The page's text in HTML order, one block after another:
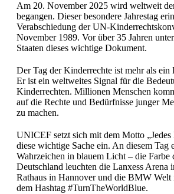
Am 20. November 2025 wird weltweit
begangen. Dieser besondere Jahrestag
Verabschiedung der UN-
November 1989. Vor über 35 Jahren
Staaten dieses wichtige Dokument.
Der Tag der Kinderrechte ist mehr als ein
Er ist ein weltweites Signal für die
Kinderrechten. Millionen Menschen
auf die Rechte und Bedürfnisse junger
zu machen.
UNICEF setzt sich mit dem Motto
diese wichtige Sache ein. An diesem Tag
Wahrzeichen in blauem Licht – die Farbe
Deutschland leuchten die Lanxess Arena
Rathaus in Hannover und die BMW Welt
dem Hashtag #TurnTheWorldBlue.